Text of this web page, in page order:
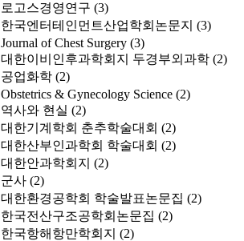
로고스경영연구 (3)
한국엔터테인먼트산업학회논문지 (3)
Journal of Chest Surgery (3)
대한이비인후과학회지 두경부외과학 (2)
공업화학 (2)
Obstetrics & Gynecology Science (2)
역사와 현실 (2)
대한기계학회 춘추학술대회 (2)
대한산부인과학회 학술대회 (2)
대한안과학회지 (2)
군사 (2)
대한환경공학회 학술발표논문집 (2)
한국전산구조공학회논문집 (2)
한국항해항만학회지 (2)